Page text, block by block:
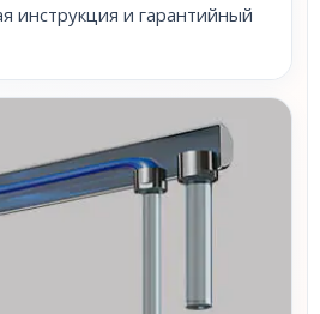
инструкция и гарантийный